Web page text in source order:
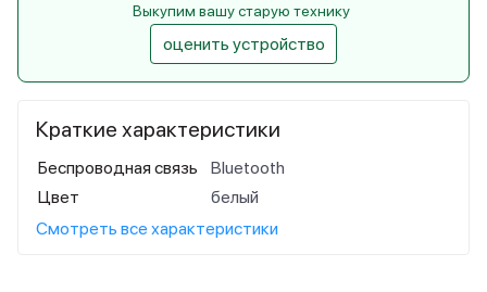
Краткие характеристики
Беспроводная связь
Bluetooth
Цвет
белый
Смотреть все характеристики
Выкупим вашу старую технику
оценить устройство